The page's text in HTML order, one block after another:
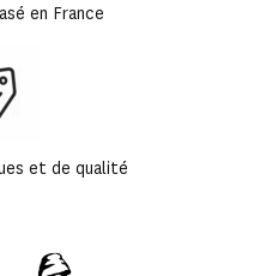
en France
et de qualité